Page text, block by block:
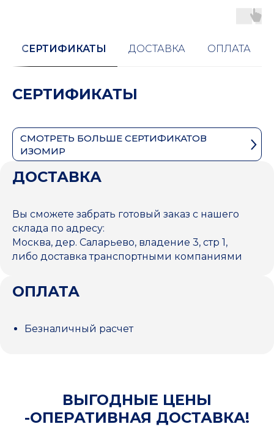
СЕРТИФИКАТЫ ДОСТАВКА ОПЛАТА
СЕРТИФИКАТЫ
СМОТРЕТЬ БОЛЬШЕ СЕРТИФИКАТОВ
ИЗОМИР
ДОСТАВКА
Вы сможете забрать готовый заказ с нашего
склада по адресу:
Москва, дер. Саларьево, владение 3, стр 1,
либо доставка транспортными компаниями
ОПЛАТА
Безналичный расчет
ВЫГОДНЫЕ ЦЕНЫ
-ОПЕРАТИВНАЯ ДОСТАВКА!